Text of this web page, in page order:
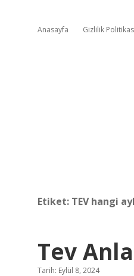
Anasayfa Gizlilik
Etiket: TEV hangi
Tev
Tarih: Eylül 8, 2024